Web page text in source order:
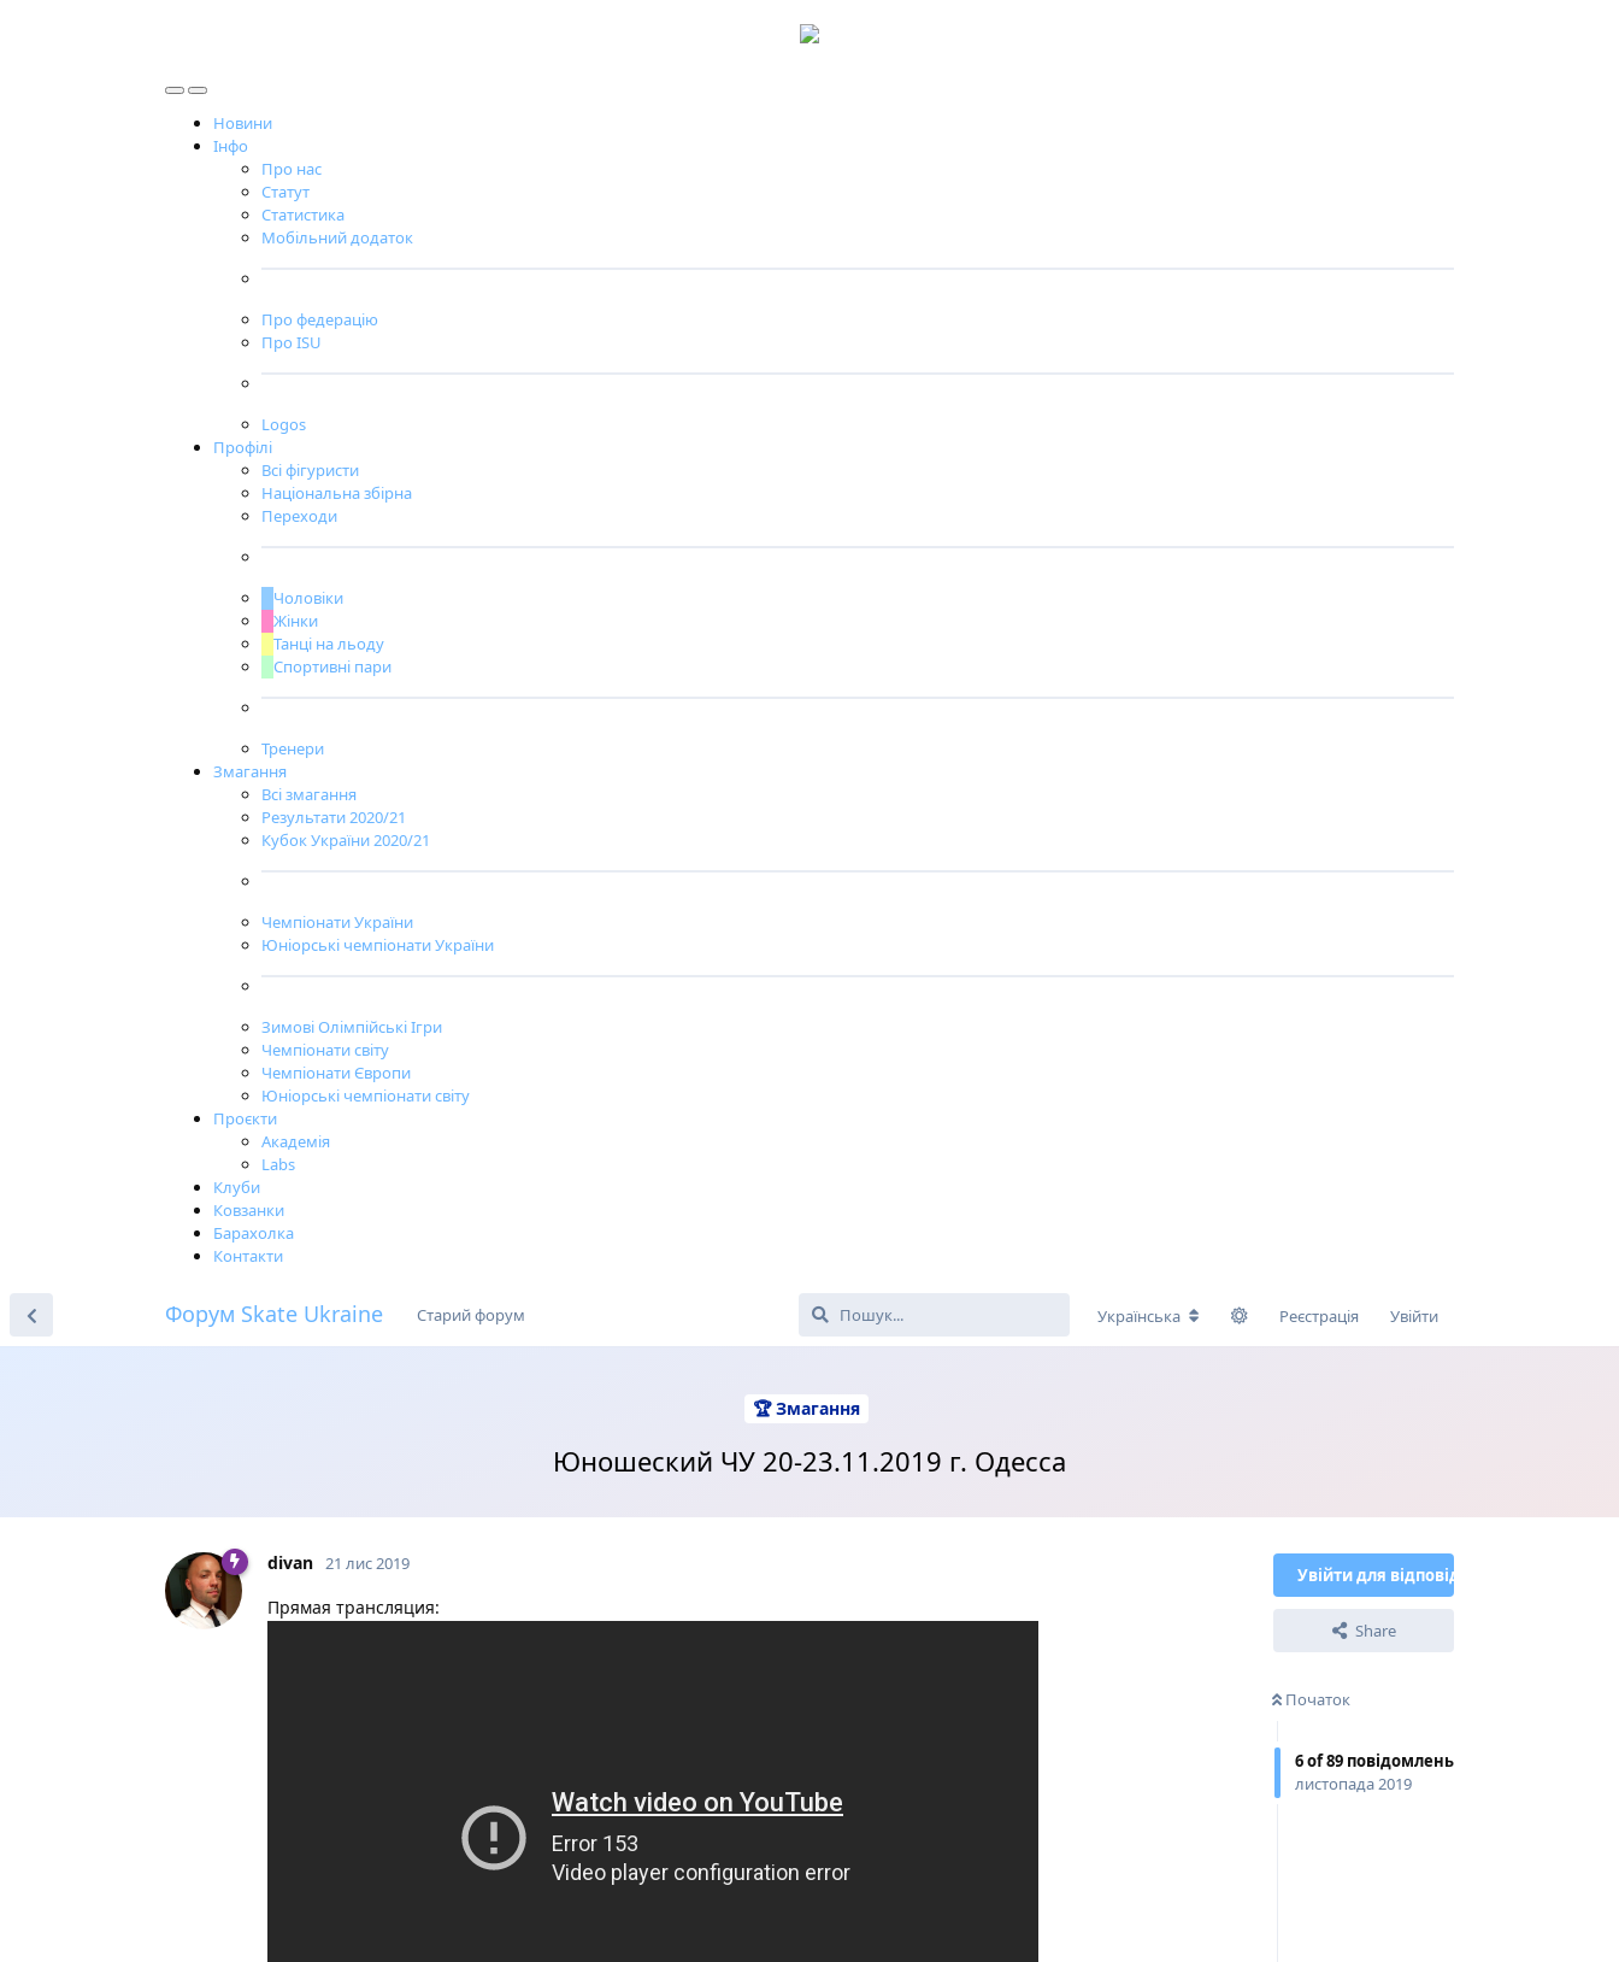
Новини
Інфо
Про нас
Статут
Статистика
Мобільний додаток
Про федерацію
Про ISU
Logos
Профілі
Всі фігуристи
Національна збірна
Переходи
Чоловіки
Жінки
Танці на льоду
Спортивні пари
Тренери
Змагання
Всі змагання
Результати 2020/21
Кубок України 2020/21
Чемпіонати України
Юніорські чемпіонати України
Зимові Олімпійські Ігри
Чемпіонати світу
Чемпіонати Європи
Юніорські чемпіонати світу
Проєкти
Академія
Labs
Клуби
Ковзанки
Барахолка
Контакти
Форум Skate Ukraine Старий форум Українська Реєстрація Увійти
🏆 Змагання
Юношеский ЧУ 20-23.11.2019 г. Одесса
Увійти для відповіді
Share
Початок
6of89 повідомлень
листопада 2019
divan 21 лис 2019
Прямая трансляция: